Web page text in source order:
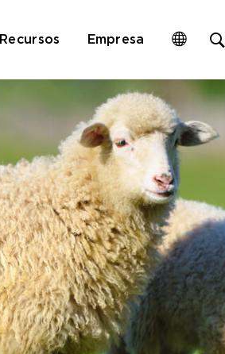
Recursos Empresa